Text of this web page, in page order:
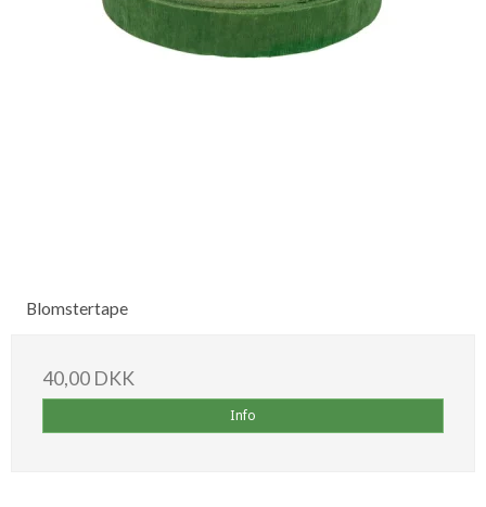
Blomstertape
40,00 DKK
Info